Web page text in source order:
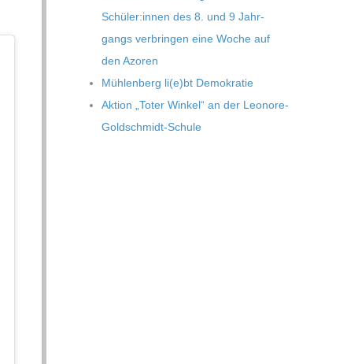
Schüler:innen des 8. und 9 Jahr­
gangs ver­brin­gen eine Woche auf
den Azoren
Müh­len­berg li(e)bt Demokratie
Aktion „Toter Win­kel“ an der Leonore-
Goldschmidt-Schule